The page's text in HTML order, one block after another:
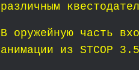
различным
В оружейную часть
анимации из STCOP